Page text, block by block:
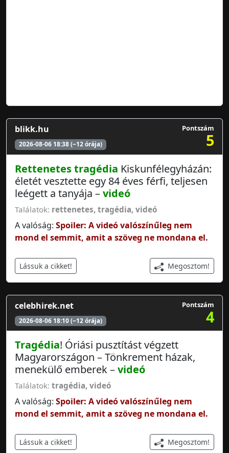
blikk.hu
2026-08-06 18:38 (~12 órája)
Pontszám
5
Rettenetestragédia Kiskunfélegyházán:
életét vesztette egy 84 éves férfi, teljesen
leégett a tanyája –videó
Találatok: rettenetes, tragédia, videó
A valóság: Spoiler: A videó valószínűleg nem
mond el semmit, amit a szöveg ne mondana el.
Lássuk a cikket! Megosztom!
celebhirek.net
2026-08-06 18:10 (~12 órája)
Pontszám
4
Tragédia! Óriási pusztítást végzett
Magyarországon – Tönkrement házak,
menekülő emberek –videó
Találatok: tragédia, videó
A valóság: Spoiler: A videó valószínűleg nem
mond el semmit, amit a szöveg ne mondana el.
Lássuk a cikket! Megosztom!